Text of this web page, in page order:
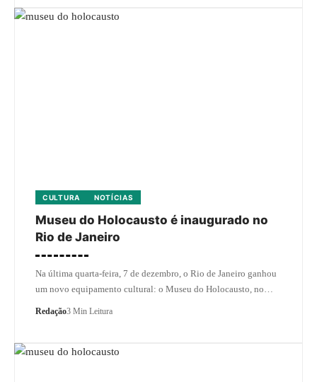
CULTURA NOTÍCIAS
Museu do Holocausto é inaugurado no
Rio de Janeiro
Na última quarta-feira, 7 de dezembro, o Rio de Janeiro ganhou
um novo equipamento cultural: o Museu do Holocausto, no…
Redação3 Min Leitura